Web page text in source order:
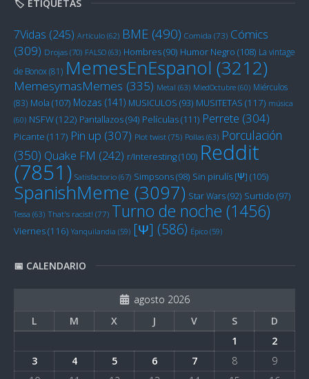
🏷️ ETIQUETAS
7Vidas (245) Artículo (62) BME (490) Comida (73) Cómics
(309) Drojas (70) FALSO (63) Hombres(90) Humor Negro (108) La vintage
de Bonox(81) MemesEnEspanol (3212)
MemesymasMemes (335) Metal (63) MiedOctubre (60) Miérculos
(83) Mola (107) Mozas (141) MUSICULOS (93) MUSITETAS (117) música
(60) NSFW(122) Pantallazos(94) Películas(111) Perrete (304)
Picante (117) Pin up (307) Plot twist (75) Pollas (63) Porculación
(350) Quake FM (242) r/Interesting(100) Reddit
(7851) Satisfactorio (67) Simpsons(98) Sin pirulís [Ψ] (105)
SpanishMeme (3097) Star Wars(92) Surtido (97)
Tessa (63) That's racist! (77) Turno de noche (1456)
Viernes(116) Yanquilandia (59) [Ψ] (586) Épico (59)
📅 CALENDARIO
agosto 2026
L
M X J V S
D
1
2
3
4 5 6 7 8
9